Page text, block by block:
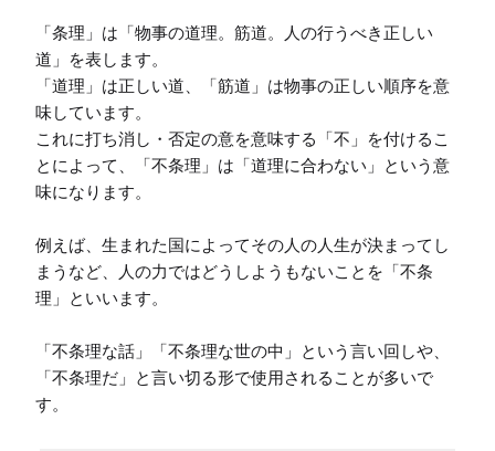
「条理」は「物事の道理。筋道。人の行うべき正しい
道」を表します。
「道理」は正しい道、「筋道」は物事の正しい順序を意
味しています。
これに打ち消し・否定の意を意味する「不」を付けるこ
とによって、「不条理」は「道理に合わない」という意
味になります。
例えば、生まれた国によってその人の人生が決まってし
まうなど、人の力ではどうしようもないことを「不条
理」といいます。
「不条理な話」「不条理な世の中」という言い回しや、
「不条理だ」と言い切る形で使用されることが多いで
す。